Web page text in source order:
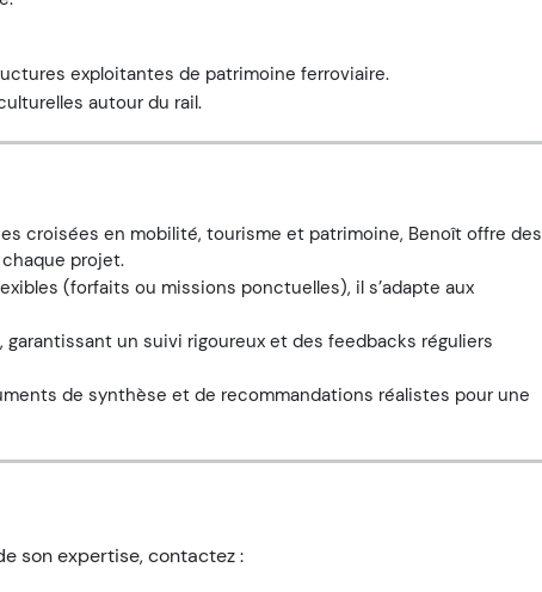
exploitantes de patrimoine ferroviaire.
autour du rail.
croisées en mobilité, tourisme et patrimoine, Benoît offre des
projet.
(forfaits ou missions ponctuelles), il s’adapte aux
un suivi rigoureux et des feedbacks réguliers
de synthèse et de recommandations réalistes pour une
son expertise, contactez :